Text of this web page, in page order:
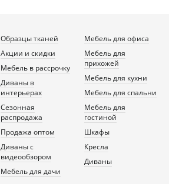
Образцы тканей
Акции и скидки
Мебель в рассрочку
Диваны в
интерьерах
Сезонная
распродажа
Продажа оптом
Диваны с
видеообзором
Мебель для дачи
Мебель для офиса
Мебель для
прихожей
Мебель для кухни
Мебель для спальни
Мебель для
гостиной
Шкафы
Кресла
Диваны